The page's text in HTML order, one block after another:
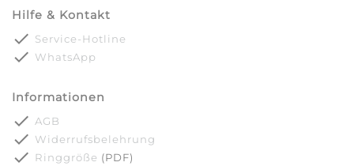
Hilfe & Kontakt
done Service-Hotline
done WhatsApp
Informationen
done AGB
done Widerrufsbelehrung
done Ringgröße (PDF)